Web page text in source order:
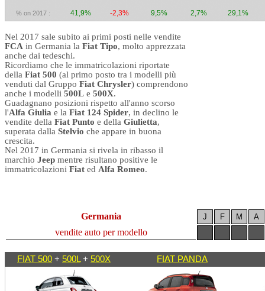
% on 2017 : 41,9% -2,3% 9,5% 2,7% 29,1%
Nel 2017 sale subito ai primi posti nelle vendite
FCA in Germania la Fiat Tipo, molto apprezzata
anche dai tedeschi.
Ricordiamo che le immatricolazioni riportate
della Fiat 500 (al primo posto tra i modelli più
venduti dal Gruppo Fiat Chrysler) comprendono
anche i modelli 500L e 500X.
Guadagnano posizioni rispetto all'anno scorso
l'Alfa Giulia e la Fiat 124 Spider, in declino le
vendite della Fiat Punto e della Giulietta,
superata dalla Stelvio che appare in buona
crescita.
Nel 2017 in Germania si rivela in ribasso il
marchio Jeep mentre risultano positive le
immatricolazioni Fiat ed Alfa Romeo.
Germania J F M A
vendite auto per modello
FIAT 500 + 500L + 500X FIAT PANDA